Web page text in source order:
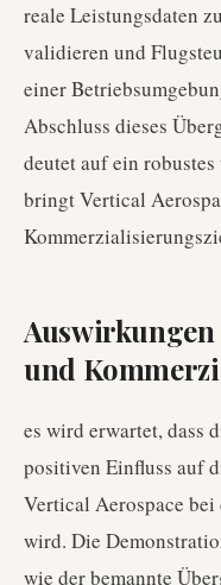
reale Leistungsdaten
validieren und
einer
Abschluss dieses
deutet auf ein
bringt Vertical
und
es wird erwartet, dass
positiven Einfluss auf
Vertical Aerospace
wird. Die
wie der bemannte